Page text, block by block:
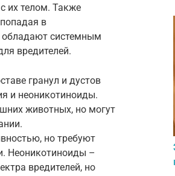
их телом. Также
в
обладают системным
вредителей.
гранул и дустов
и неоникотиноиды.
животных, но могут
но требуют
Неоникотиноиды –
вредителей, но